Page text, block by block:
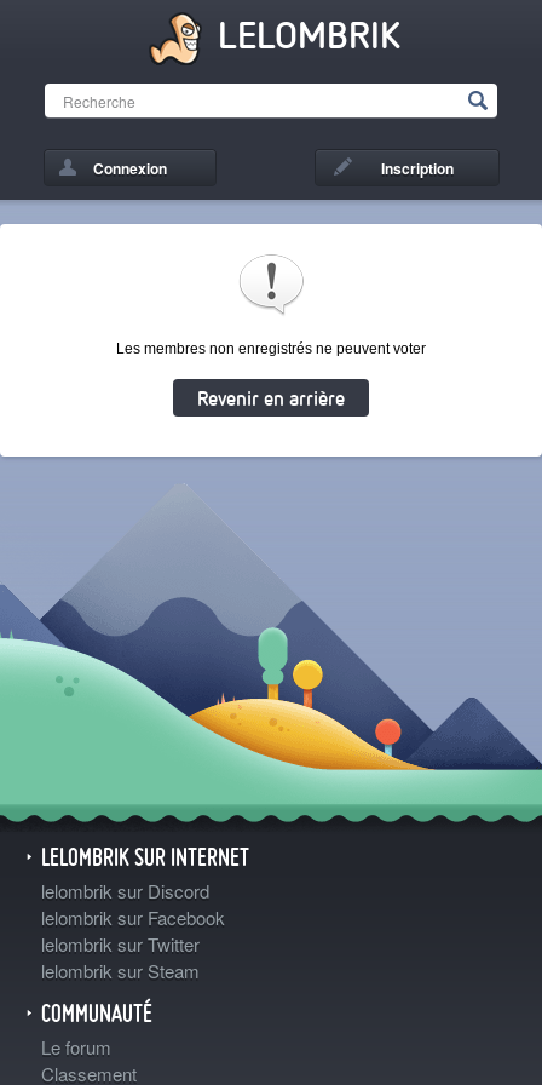
LELOMBRIK
Connexion Inscription
Les membres non enregistrés ne peuvent voter
Revenir en arrière
LELOMBRIK SUR INTERNET
lelombrik sur Discord
lelombrik sur Facebook
lelombrik sur Twitter
lelombrik sur Steam
COMMUNAUTÉ
Le forum
Classement